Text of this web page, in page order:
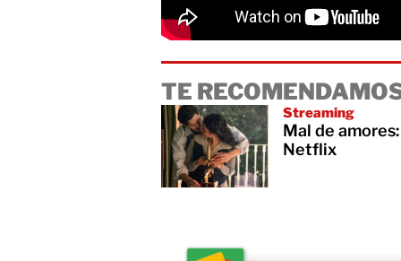
TE
Streaming
Mal de
Netflix